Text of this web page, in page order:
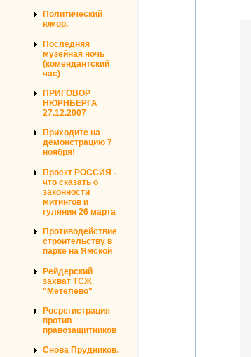
Политический
юмор.
Последняя
музейная ночь
(комендантский
час)
ПРИГОВОР
НЮРНБЕРГА
27.12.2007
Приходите на
демонстрацию 7
ноября!
Проект РОССИЯ -
что сказать о
законности
митингов и
гуляния 26 марта
Противодействие
строительству в
парке на Ямской
Рейдерский
захват ТСЖ
"Метелево"
Росрегистрация
против
правозащитников
Снова Прудников.